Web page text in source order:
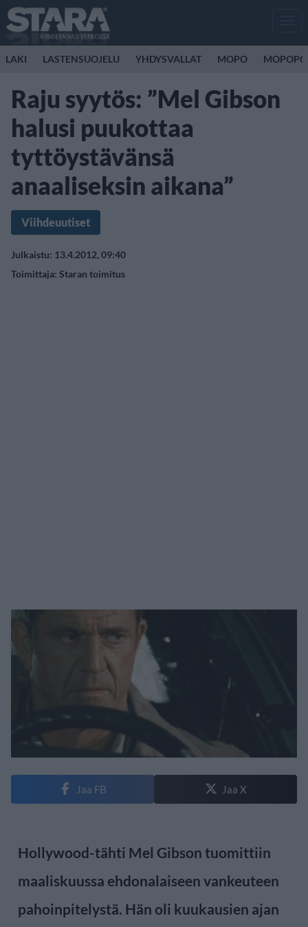
LAKI LASTENSUOJELU YHDYSVALLAT MOPO
Raju syytös: ”Mel Gibson
halusi puukottaa
tyttöystävänsä
anaaliseksin aikana”
Viihdeuutiset
Julkaistu: 13.4.2012, 09:40
Toimittaja: Staran toimitus
Jaa FB Jaa X
Hollywood-tähti Mel Gibson tuomittiin
maaliskuussa ehdonalaiseen vankeuteen
pahoinpitelystä. Hän oli kuukausien ajan